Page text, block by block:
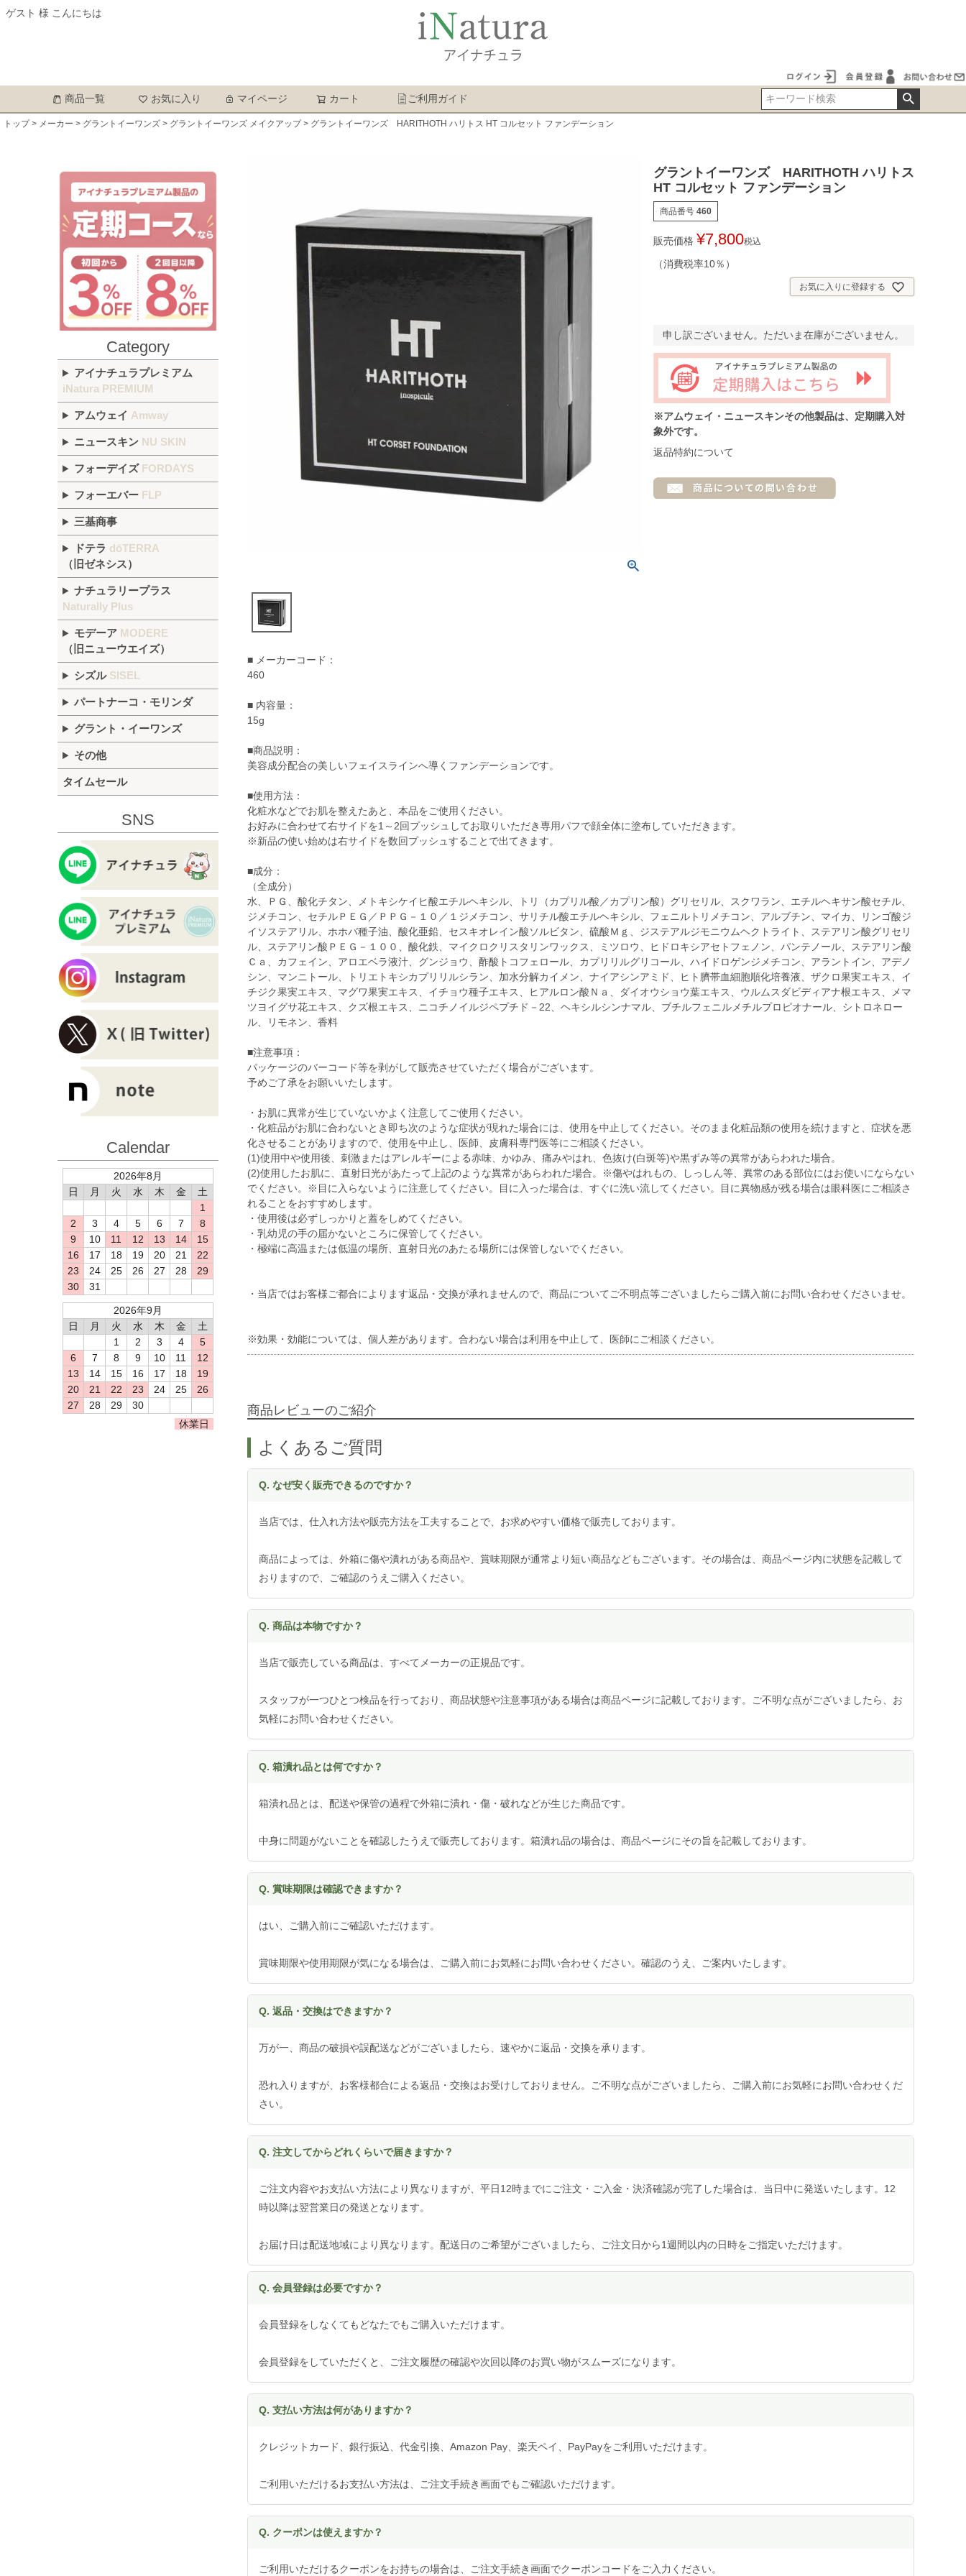
ゲスト 様 こんにちは
商品一覧 お気に入り マイページ カート ご利用ガイド
トップ メーカー グラントイーワンズ グラントイーワンズ メイクアップ グラントイーワンズ HARITHOTH ハリトス HT コルセット ファンデーション
Category
アイナチュラプレミアム
iNatura PREMIUM
アムウェイ Amway
ニュースキン NU SKIN
フォーデイズ FORDAYS
フォーエバー FLP
三基商事
ドテラ dōTERRA
（旧ゼネシス）
ナチュラリープラス
Naturally Plus
モデーア MODERE
（旧ニューウエイズ）
シズル SISEL
パートナーコ・モリンダ
グラント・イーワンズ
その他
タイムセール
SNS
Calendar
2026年8月
日
月 火 水 木 金
土
1
2
3 4 5 6 7
8
9
10 11 12 13 14
15
16
17 18 19 20 21
22
23
24 25 26 27 28
29
30
31
2026年9月
日
月 火 水 木 金
土
1
2 3 4
5
6
7 8 9 10 11
12
13
14 15 16 17 18
19
20
21 22 23 24 25
26
27
28 29
30
休業日
グラントイーワンズ HARITHOTH ハリトス
HT コルセット ファンデーション
商品番号 460
販売価格 ¥7,800税込
（消費税率10％）
お気に入りに登録する
申し訳ございません。ただいま在庫がございません。
※アムウェイ・ニュースキンその他製品は、定期購入対
象外です。
返品特約について
■ メーカーコード：
460
■ 内容量：
15g
■商品説明：
美容成分配合の美しいフェイスラインへ導くファンデーションです。
■使用方法：
化粧水などでお肌を整えたあと、本品をご使用ください。
お好みに合わせて右サイドを1～2回プッシュしてお取りいただき専用パフで顔全体に塗布していただきます。
※新品の使い始めは右サイドを数回プッシュすることで出てきます。
■成分：
（全成分）
水、ＰＧ、酸化チタン、メトキシケイヒ酸エチルヘキシル、トリ（カプリル酸／カプリン酸）グリセリル、スクワラン、エチルヘキサン酸セチル、
ジメチコン、セチルＰＥＧ／ＰＰＧ－１０／１ジメチコン、サリチル酸エチルヘキシル、フェニルトリメチコン、アルブチン、マイカ、リンゴ酸ジ
イソステアリル、ホホバ種子油、酸化亜鉛、セスキオレイン酸ソルビタン、硫酸Ｍｇ、ジステアルジモニウムヘクトライト、ステアリン酸グリセリ
ル、ステアリン酸ＰＥＧ－１００、酸化鉄、マイクロクリスタリンワックス、ミツロウ、ヒドロキシアセトフェノン、パンテノール、ステアリン酸
Ｃａ、カフェイン、アロエベラ液汁、グンジョウ、酢酸トコフェロール、カプリリルグリコール、ハイドロゲンジメチコン、アラントイン、アデノ
シン、マンニトール、トリエトキシカプリリルシラン、加水分解カイメン、ナイアシンアミド、ヒト臍帯血細胞順化培養液、ザクロ果実エキス、イ
チジク果実エキス、マグワ果実エキス、イチョウ種子エキス、ヒアルロン酸Ｎａ、ダイオウショウ葉エキス、ウルムスダビディアナ根エキス、メマ
ツヨイグサ花エキス、クズ根エキス、ニコチノイルジペプチド－22、ヘキシルシンナマル、ブチルフェニルメチルプロピオナール、シトロネロー
ル、リモネン、香料
■注意事項：
パッケージのバーコード等を剥がして販売させていただく場合がございます。
予めご了承をお願いいたします。
・お肌に異常が生じていないかよく注意してご使用ください。
・化粧品がお肌に合わないとき即ち次のような症状が現れた場合には、使用を中止してください。そのまま化粧品類の使用を続けますと、症状を悪
化させることがありますので、使用を中止し、医師、皮膚科専門医等にご相談ください。
(1)使用中や使用後、刺激またはアレルギーによる赤味、かゆみ、痛みやはれ、色抜け(白斑等)や黒ずみ等の異常があらわれた場合。
(2)使用したお肌に、直射日光があたって上記のような異常があらわれた場合。※傷やはれもの、しっしん等、異常のある部位にはお使いにならない
でください。※目に入らないように注意してください。目に入った場合は、すぐに洗い流してください。目に異物感が残る場合は眼科医にご相談さ
れることをおすすめします。
・使用後は必ずしっかりと蓋をしめてください。
・乳幼児の手の届かないところに保管してください。
・極端に高温または低温の場所、直射日光のあたる場所には保管しないでください。
・当店ではお客様ご都合によります返品・交換が承れませんので、商品についてご不明点等ございましたらご購入前にお問い合わせくださいませ。
※効果・効能については、個人差があります。合わない場合は利用を中止して、医師にご相談ください。
商品レビューのご紹介
よくあるご質問
Q. なぜ安く販売できるのですか？
当店では、仕入れ方法や販売方法を工夫することで、お求めやすい価格で販売しております。
商品によっては、外箱に傷や潰れがある商品や、賞味期限が通常より短い商品などもございます。その場合は、商品ページ内に状態を記載して
おりますので、ご確認のうえご購入ください。
Q. 商品は本物ですか？
当店で販売している商品は、すべてメーカーの正規品です。
スタッフが一つひとつ検品を行っており、商品状態や注意事項がある場合は商品ページに記載しております。ご不明な点がございましたら、お
気軽にお問い合わせください。
Q. 箱潰れ品とは何ですか？
箱潰れ品とは、配送や保管の過程で外箱に潰れ・傷・破れなどが生じた商品です。
中身に問題がないことを確認したうえで販売しております。箱潰れ品の場合は、商品ページにその旨を記載しております。
Q. 賞味期限は確認できますか？
はい、ご購入前にご確認いただけます。
賞味期限や使用期限が気になる場合は、ご購入前にお気軽にお問い合わせください。確認のうえ、ご案内いたします。
Q. 返品・交換はできますか？
万が一、商品の破損や誤配送などがございましたら、速やかに返品・交換を承ります。
恐れ入りますが、お客様都合による返品・交換はお受けしておりません。ご不明な点がございましたら、ご購入前にお気軽にお問い合わせくだ
さい。
Q. 注文してからどれくらいで届きますか？
ご注文内容やお支払い方法により異なりますが、平日12時までにご注文・ご入金・決済確認が完了した場合は、当日中に発送いたします。12
時以降は翌営業日の発送となります。
お届け日は配送地域により異なります。配送日のご希望がございましたら、ご注文日から1週間以内の日時をご指定いただけます。
Q. 会員登録は必要ですか？
会員登録をしなくてもどなたでもご購入いただけます。
会員登録をしていただくと、ご注文履歴の確認や次回以降のお買い物がスムーズになります。
Q. 支払い方法は何がありますか？
クレジットカード、銀行振込、代金引換、Amazon Pay、楽天ペイ、PayPayをご利用いただけます。
ご利用いただけるお支払い方法は、ご注文手続き画面でもご確認いただけます。
Q. クーポンは使えますか？
ご利用いただけるクーポンをお持ちの場合は、ご注文手続き画面でクーポンコードをご入力ください。